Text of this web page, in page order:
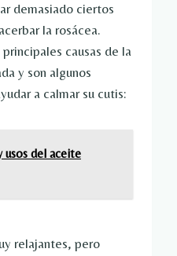
demasiado ciertos
la rosácea.
causas de la
y son algunos
a calmar su cutis:
usos del aceite
relajantes, pero